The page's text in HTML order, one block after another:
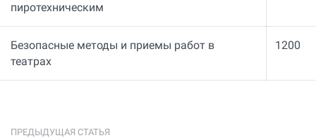
пиротехническим
Безопасные методы и приемы работ в
театрах
1200